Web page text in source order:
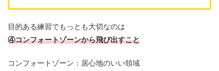
目的ある練習でもっとも大切なのは
④コンフォートゾーンから飛び出すこと
コンフォートゾーン：居心地のいい領域